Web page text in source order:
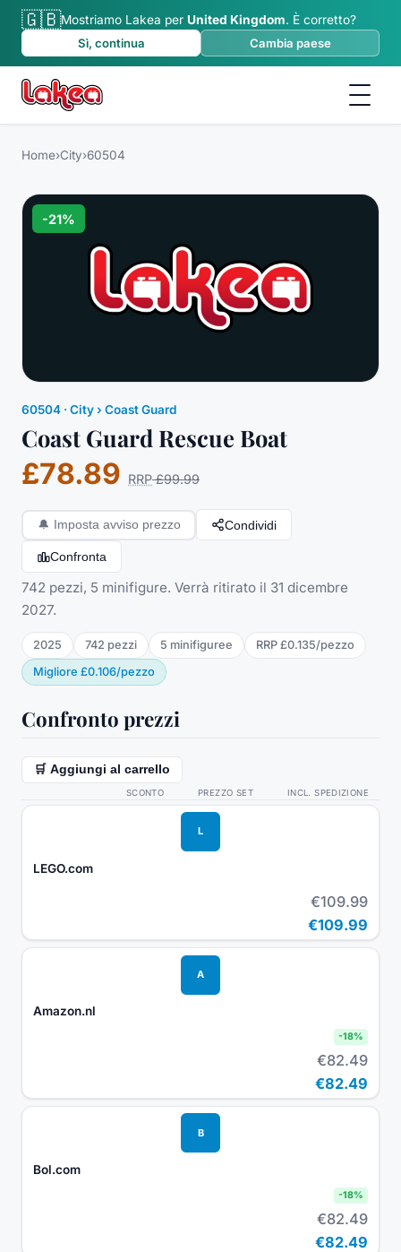
🇬🇧Mostriamo Lakea per United Kingdom. È corretto?
Sì, continua
Cambia paese
Home›City›60504
-21%
60504 ·City› Coast Guard
Coast Guard Rescue Boat
£78.89 RRP £99.99
🔔 Imposta avviso prezzo Condividi
Confronta
742 pezzi, 5 minifigure. Verrà ritirato il 31 dicembre
2027.
2025 742 pezzi 5 minifiguree RRP £0.135/pezzo
Migliore £0.106/pezzo
Confronto prezzi
🛒 Aggiungi al carrello
SCONTO PREZZO SET INCL. SPEDIZIONE
L
LEGO.com
€109.99
€109.99
A
Amazon.nl
-18%
€82.49
€82.49
B
Bol.com
-18%
€82.49
€82.49